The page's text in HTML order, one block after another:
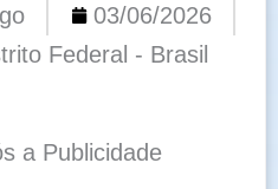
03/06/2026
Federal - Brasil
a Publicidade